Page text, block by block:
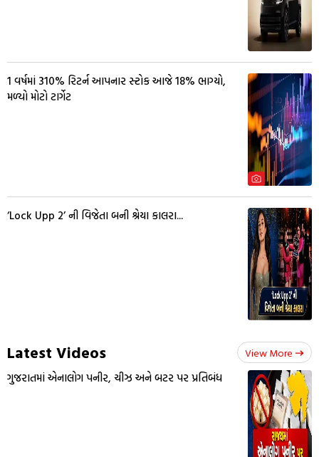
1 વર્ષમાં 310% રિટર્ન આપનાર સ્ટોક આજે 18% ભાગ્યો,
મળ્યો મોટો ટાર્ગેટ
‘Lock Upp 2’ ની વિજેતા બની શ્રેયા કાલરા...
Latest Videos View More
ગુજરાતમાં એનાલોગ પનીર, ચીઝ અને બટર પર પ્રતિબંધ